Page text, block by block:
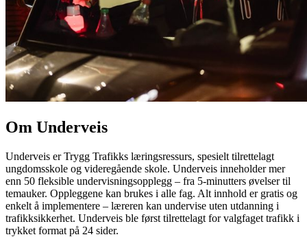
Om Underveis
Underveis er Trygg Trafikks læringsressurs, spesielt tilrettelagt
ungdomsskole og videregående skole. Underveis inneholder mer
enn 50 fleksible undervisningsopplegg – fra 5-minutters øvelser til
temauker. Oppleggene kan brukes i alle fag. Alt innhold er gratis og
enkelt å implementere – læreren kan undervise uten utdanning i
trafikksikkerhet. Underveis ble først tilrettelagt for valgfaget trafikk i
trykket format på 24 sider.